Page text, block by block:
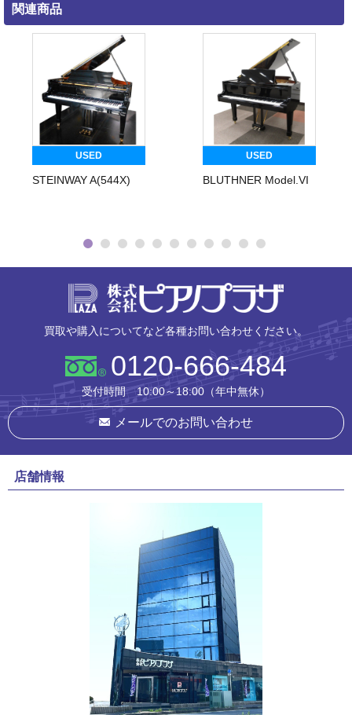
関連商品
USED
STEINWAY A(544X)
USED
BLUTHNER Model.VI
買取や購入についてなど各種お問い合わせください。
0120-666-484
受付時間 10:00～18:00（年中無休）
メールでのお問い合わせ
店舗情報